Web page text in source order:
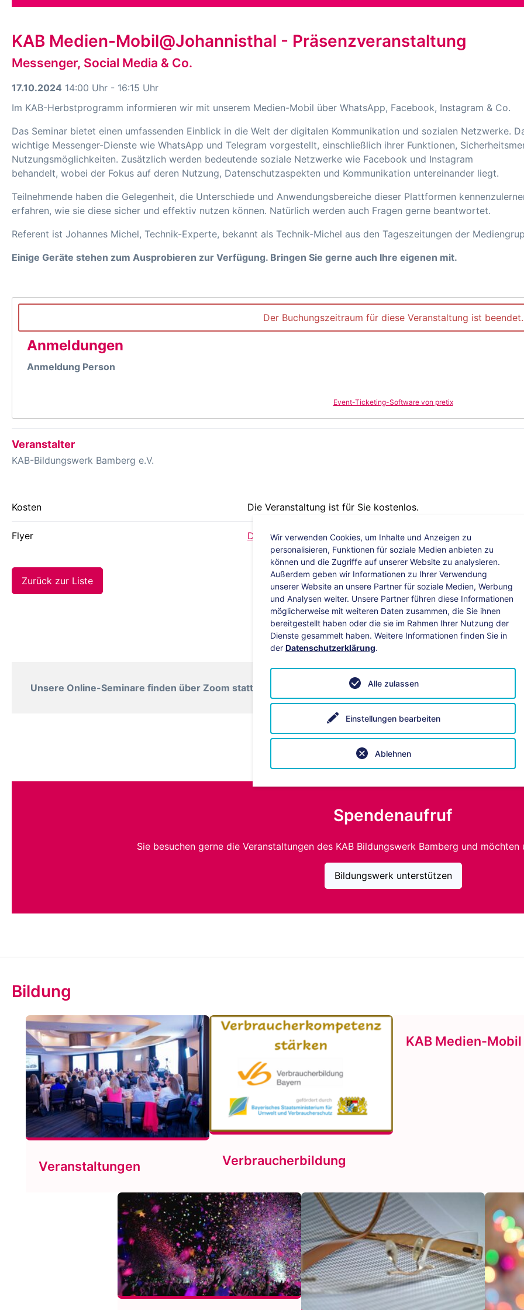
KAB Medien-Mobil@Johannisthal - Präsenzveranstaltung
Messenger, Social Media & Co.
17.10.2024 14:00 Uhr - 16:15 Uhr
Im KAB-Herbstprogramm informieren wir mit unserem Medien-Mobil über WhatsApp, Facebook, Instagram & Co.
Das Seminar bietet einen umfassenden Einblick in die Welt der digitalen Kommunikation und sozialen Netzwerke.
wichtige Messenger-Dienste wie WhatsApp und Telegram vorgestellt, einschließlich ihrer Funktionen,
Nutzungsmöglichkeiten. Zusätzlich werden bedeutende soziale Netzwerke wie Facebook und Instagram
behandelt, wobei der Fokus auf deren Nutzung, Datenschutzaspekten und Kommunikation untereinander liegt.
Teilnehmende haben die Gelegenheit, die Unterschiede und Anwendungsbereiche dieser Plattformen
erfahren, wie sie diese sicher und effektiv nutzen können. Natürlich werden auch Fragen gerne beantwortet.
Referent ist Johannes Michel, Technik-Experte, bekannt als Technik-Michel aus den Tageszeitungen der
Einige Geräte stehen zum Ausprobieren zur Verfügung. Bringen Sie gerne auch Ihre eigenen mit.
Der Buchungszeitraum für diese Veranstaltung ist beendet.
Anmeldungen
Anmeldung Person
Event-Ticketing-Software von pretix
Veranstalter
KAB-Bildungswerk Bamberg e.V.
Kosten Die Veranstaltung ist für Sie kostenlos.
Flyer Download (pdf, 389 KB)
Zurück zur Liste
Unsere Online-Seminare finden über Zoom statt. Bei technischen Fragen hilft unsere
Spendenaufruf
Sie besuchen gerne die Veranstaltungen des KAB Bildungswerk Bamberg und
Bildungswerk unterstützen
Bildung
Veranstaltungen Verbraucherbildung
KAB Medien-Mobil
Wir verwenden Cookies, um Inhalte und Anzeigen zu
personalisieren, Funktionen für soziale Medien anbieten zu
können und die Zugriffe auf unserer Website zu analysieren.
Außerdem geben wir Informationen zu Ihrer Verwendung
unserer Website an unsere Partner für soziale Medien, Werbung
und Analysen weiter. Unsere Partner führen diese Informationen
möglicherweise mit weiteren Daten zusammen, die Sie ihnen
bereitgestellt haben oder die sie im Rahmen Ihrer Nutzung der
Dienste gesammelt haben. Weitere Informationen finden Sie in
der Datenschutzerklärung.
Einstellungen bearbeiten
Ablehnen
Alle zulassen